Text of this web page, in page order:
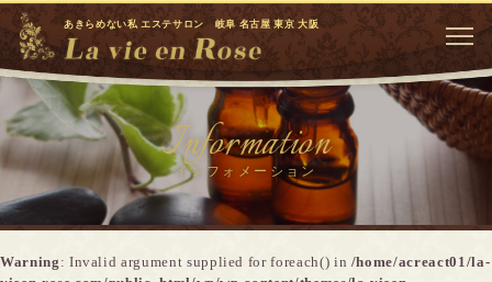
あきらめない私 エステサロン 岐阜 名古屋 東京 大阪
Information
インフォメーション
Warning : Invalid argument supplied for foreach() in /home/acreact01/la-